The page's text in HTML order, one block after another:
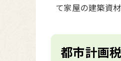
て家屋の建築資
都市計画